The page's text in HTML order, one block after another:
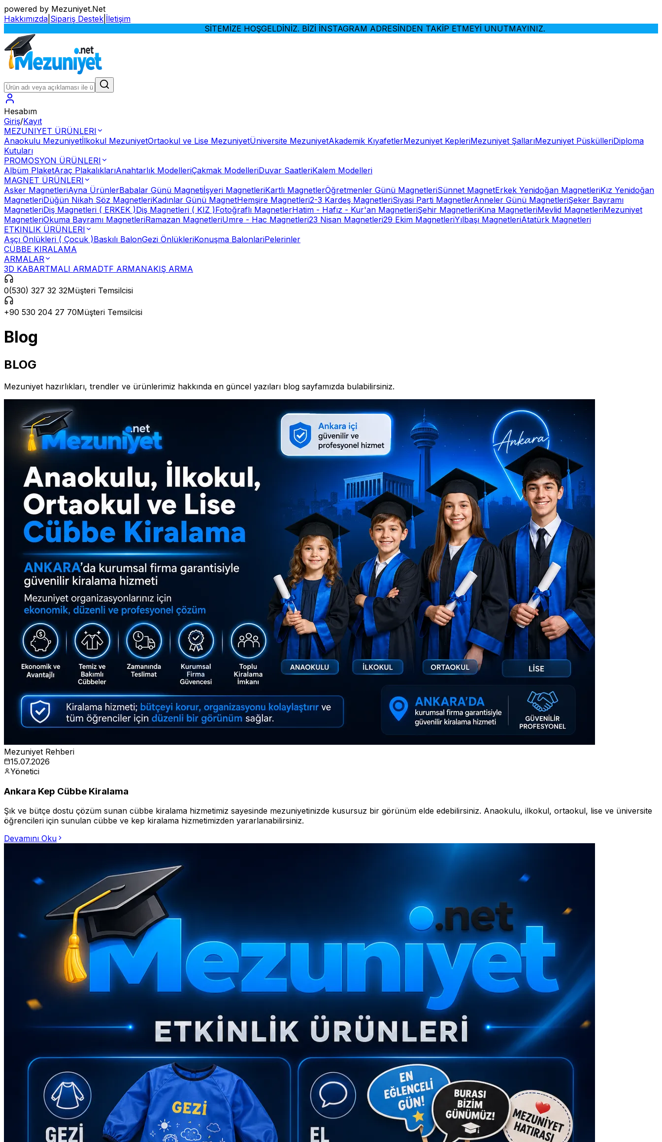
powered by Mezuniyet.Net
Hakkımızda Sipariş Destek İletişim
SİTEMİZE HOŞGELDİNİZ. BİZİ İNSTAGRAM ADRESİNDEN TAKİP ETMEYİ UNUTMAYINIZ.
Hesabım
Giriş/Kayıt
MEZUNIYET ÜRÜNLERI
Anaokulu Mezuniyetİlkokul MezuniyetOrtaokul ve Lise MezuniyetÜniversite MezuniyetAkademik KıyafetlerMezuniyet KepleriMezuniyet ŞallarıMezuniyet PüskülleriDiploma
Kutuları
PROMOSYON ÜRÜNLERI
Albüm PlaketAraç PlakalıklarıAnahtarlık ModelleriÇakmak ModelleriDuvar SaatleriKalem Modelleri
MAGNET ÜRÜNLERI
Asker MagnetleriAyna ÜrünlerBabalar Günü Magnetiİşyeri MagnetleriKartlı MagnetlerÖğretmenler Günü MagnetleriSünnet MagnetErkek Yenidoğan MagnetleriKız Yenidoğan
MagnetleriDüğün Nikah Söz MagnetleriKadınlar Günü MagnetHemşire Magnetleri2-3 Kardeş MagnetleriSiyasi Parti MagnetlerAnneler Günü MagnetleriŞeker Bayramı
MagnetleriDiş Magnetleri ( ERKEK )Diş Magnetleri ( KIZ )Fotoğraflı MagnetlerHatim - Hafız - Kur'an MagnetleriŞehir MagnetleriKına MagnetleriMevlid MagnetleriMezuniyet
MagnetleriOkuma Bayramı MagnetleriRamazan MagnetleriUmre - Hac Magnetleri23 Nisan Magnetleri29 Ekim MagnetleriYılbaşı MagnetleriAtatürk Magnetleri
ETKINLIK ÜRÜNLERI
Aşçı Önlükleri ( Çocuk )Baskılı BalonGezi ÖnlükleriKonuşma BalonlariPelerinler
CÜBBE KIRALAMA
ARMALAR
3D KABARTMALI ARMADTF ARMANAKIŞ ARMA
0(530) 327 32 32Müşteri Temsilcisi
+90 530 204 27 70Müşteri Temsilcisi
Blog
BLOG
Mezuniyet hazırlıkları, trendler ve ürünlerimiz hakkında en güncel yazıları blog sayfamızda bulabilirsiniz.
Mezuniyet Rehberi
15.07.2026
Yönetici
Ankara Kep Cübbe Kiralama
Şık ve bütçe dostu çözüm sunan cübbe kiralama hizmetimiz sayesinde mezuniyetinizde kusursuz bir görünüm elde edebilirsiniz. Anaokulu, ilkokul, ortaokul, lise ve üniversite
öğrencileri için sunulan cübbe ve kep kiralama hizmetimizden yararlanabilirsiniz.
Devamını Oku